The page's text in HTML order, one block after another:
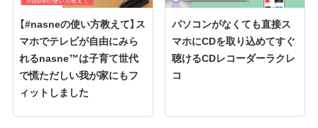
【#nasneの使い方教えて】ス
マホでテレビが自由にみら
れるnasne™は子育て世代
で慌ただしい我が家にもフ
ィットしました
パソコンがなくても直接ス
マホにCDを取り込めてすぐ
聴けるCDレコーダーラクレ
コ